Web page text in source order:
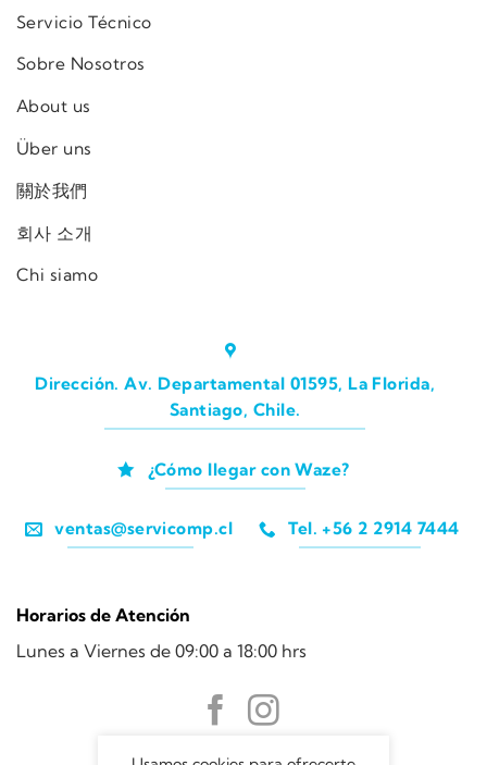
Servicio Técnico
Sobre Nosotros
About us
Über uns
關於我們
회사 소개
Chi siamo
Dirección. Av. Departamental 01595, La Florida,
Santiago, Chile.
¿Cómo llegar con Waze?
ventas@servicomp.cl Tel. +56 2 2914 7444
Horarios de Atención
Lunes a Viernes de 09:00 a 18:00 hrs